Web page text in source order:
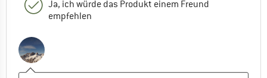
Ja, ich würde das Produkt einem Freund
empfehlen